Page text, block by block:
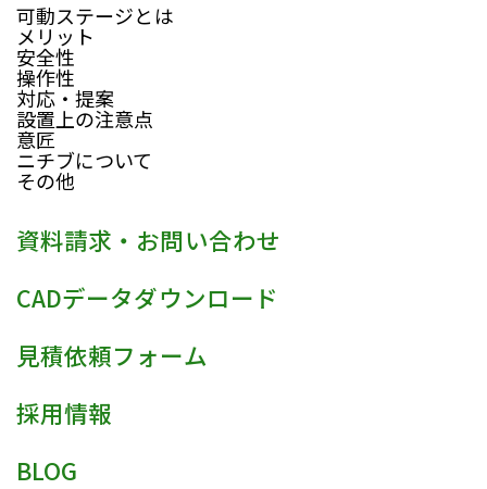
可動ステージとは
メリット
安全性
操作性
対応・提案
設置上の注意点
意匠
ニチブについて
その他
資料請求・お問い合わせ
CADデータダウンロード
見積依頼フォーム
採用情報
BLOG